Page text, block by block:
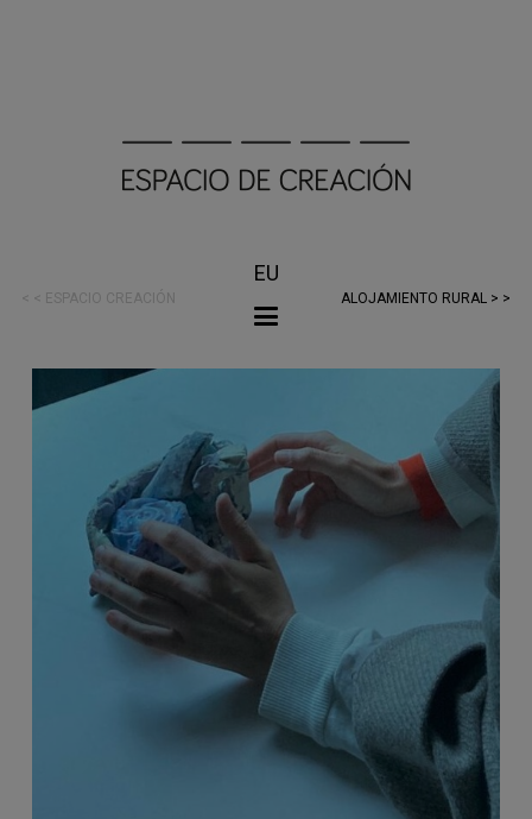
< < ESPACIO CREACIÓN
EU
ALOJAMIENTO RURAL > >